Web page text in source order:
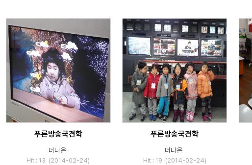
푸른방송국견학
더나은
Hit : 13 (2014-02-24)
푸른방송국견학
더나은
Hit : 19 (2014-02-24)